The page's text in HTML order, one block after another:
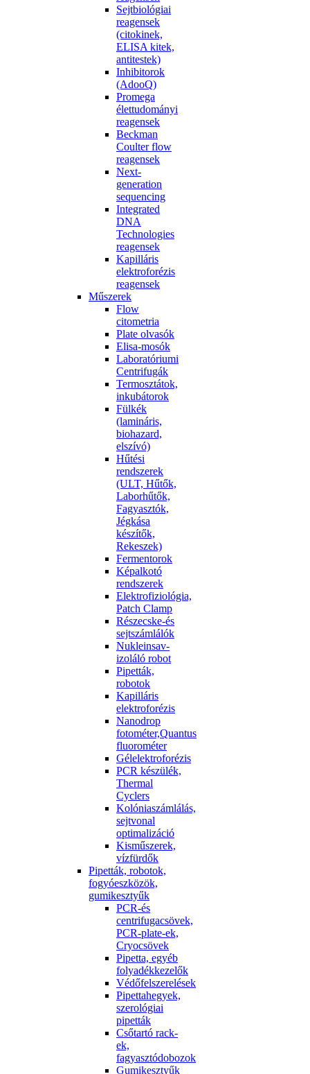
Sejtbiológiai
reagensek
(citokinek,
ELISA kitek,
antitestek)
Inhibitorok
(AdooQ)
Promega
élettudományi
reagensek
Beckman
Coulter flow
reagensek
Next-
generation
sequencing
Integrated
DNA
Technologies
reagensek
Kapilláris
elektroforézis
reagensek
Műszerek
Flow
citometria
Plate olvasók
Elisa-mosók
Laboratóriumi
Centrifugák
Termosztátok,
inkubátorok
Fülkék
(lamináris,
biohazard,
elszívó)
Hűtési
rendszerek
(ULT, Hűtők,
Laborhűtők,
Fagyasztók,
Jégkása
készítők,
Rekeszek)
Fermentorok
Képalkotó
rendszerek
Elektrofiziológia,
Patch Clamp
Részecske-és
sejtszámlálók
Nukleinsav-
izoláló robot
Pipetták,
robotok
Kapilláris
elektroforézis
Nanodrop
fotométer,Quantus
fluorométer
Gélelektroforézis
PCR készülék,
Thermal
Cyclers
Kolóniaszámlálás,
sejtvonal
optimalizáció
Kisműszerek,
vízfürdők
Pipetták, robotok,
fogyóeszközök,
gumikesztyűk
PCR-és
centrifugacsövek,
PCR-plate-ek,
Cryocsövek
Pipetta, egyéb
folyadékkezelők
Védőfelszerelések
Pipettahegyek,
szerológiai
pipetták
Csőtartó rack-
ek,
fagyasztódobozok
Gumikesztyűk